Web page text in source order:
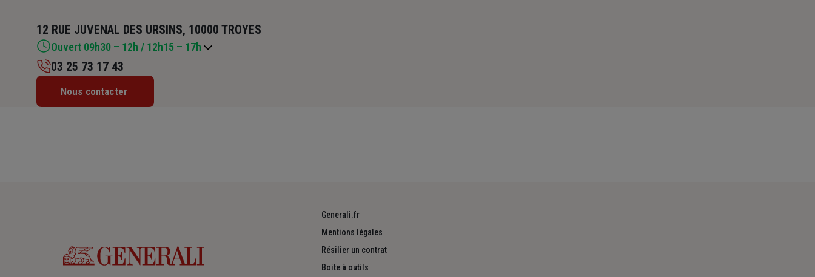
12 RUE JUVENAL DES URSINS, 10000 TROYES
Ouvert 09h30 – 12h / 12h15 – 17h
Mardi : 09h30 – 12h / 12h15 – 17h
03 25 73 17 43
Nous contacter
Generali.fr
Mentions légales
Résilier un contrat
Boite à outils